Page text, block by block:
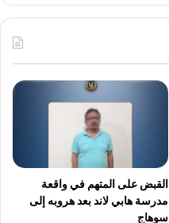
القبض على المتهم في واقعة
مدرسة هابي لاند بعد هروبه إلى
سوهاج